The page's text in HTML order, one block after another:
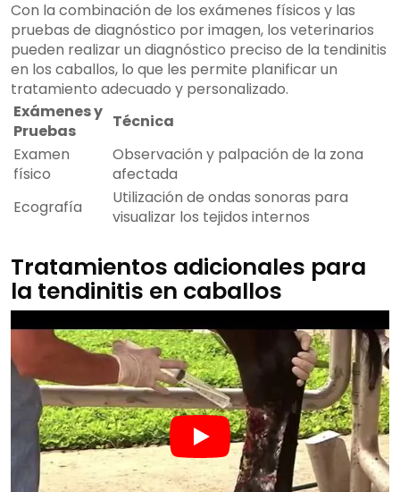
Con la combinación de los exámenes físicos y las
pruebas de diagnóstico por imagen, los veterinarios
pueden realizar un diagnóstico preciso de la tendinitis
en los caballos, lo que les permite planificar un
tratamiento adecuado y personalizado.
Exámenes y
Pruebas
Técnica
Examen
físico
Observación y palpación de la zona
afectada
Ecografía
Utilización de ondas sonoras para
visualizar los tejidos internos
Tratamientos adicionales para
la tendinitis en caballos